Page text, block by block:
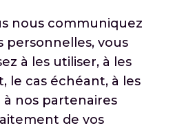
nous communiquez
personnelles, vous
à les utiliser, à les
le cas échéant, à les
nos partenaires
de vos